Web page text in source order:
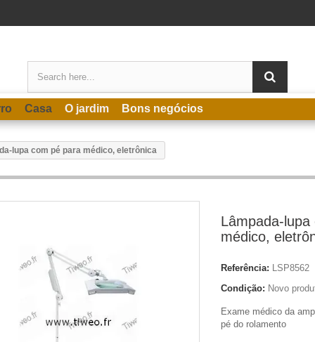
Casa O jardim Bons negócios
lupa com pé para médico, eletrônica
Lâmpada-
médico,
Referência: LSP8562
Condição: Novo
Exame médico da
pé do rolamento